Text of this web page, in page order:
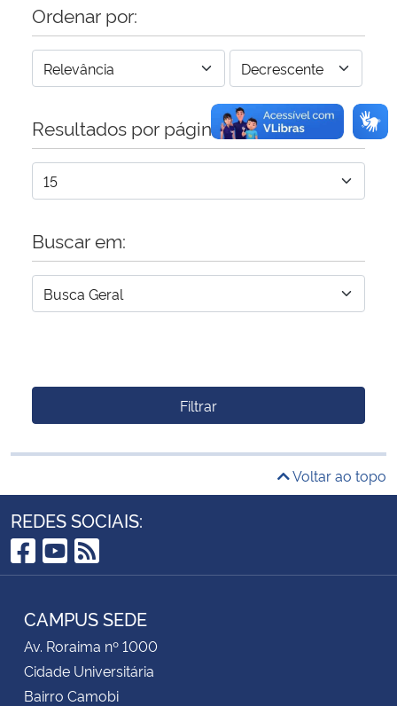
Advocacia-Geral da União
Ordenar por:
Resultados por página:
Buscar em:
Filtrar
Voltar ao topo
REDES SOCIAIS:
Facebook
YouTube
RSS
CAMPUS SEDE
Av. Roraima nº 1000
Cidade Universitária
Bairro Camobi